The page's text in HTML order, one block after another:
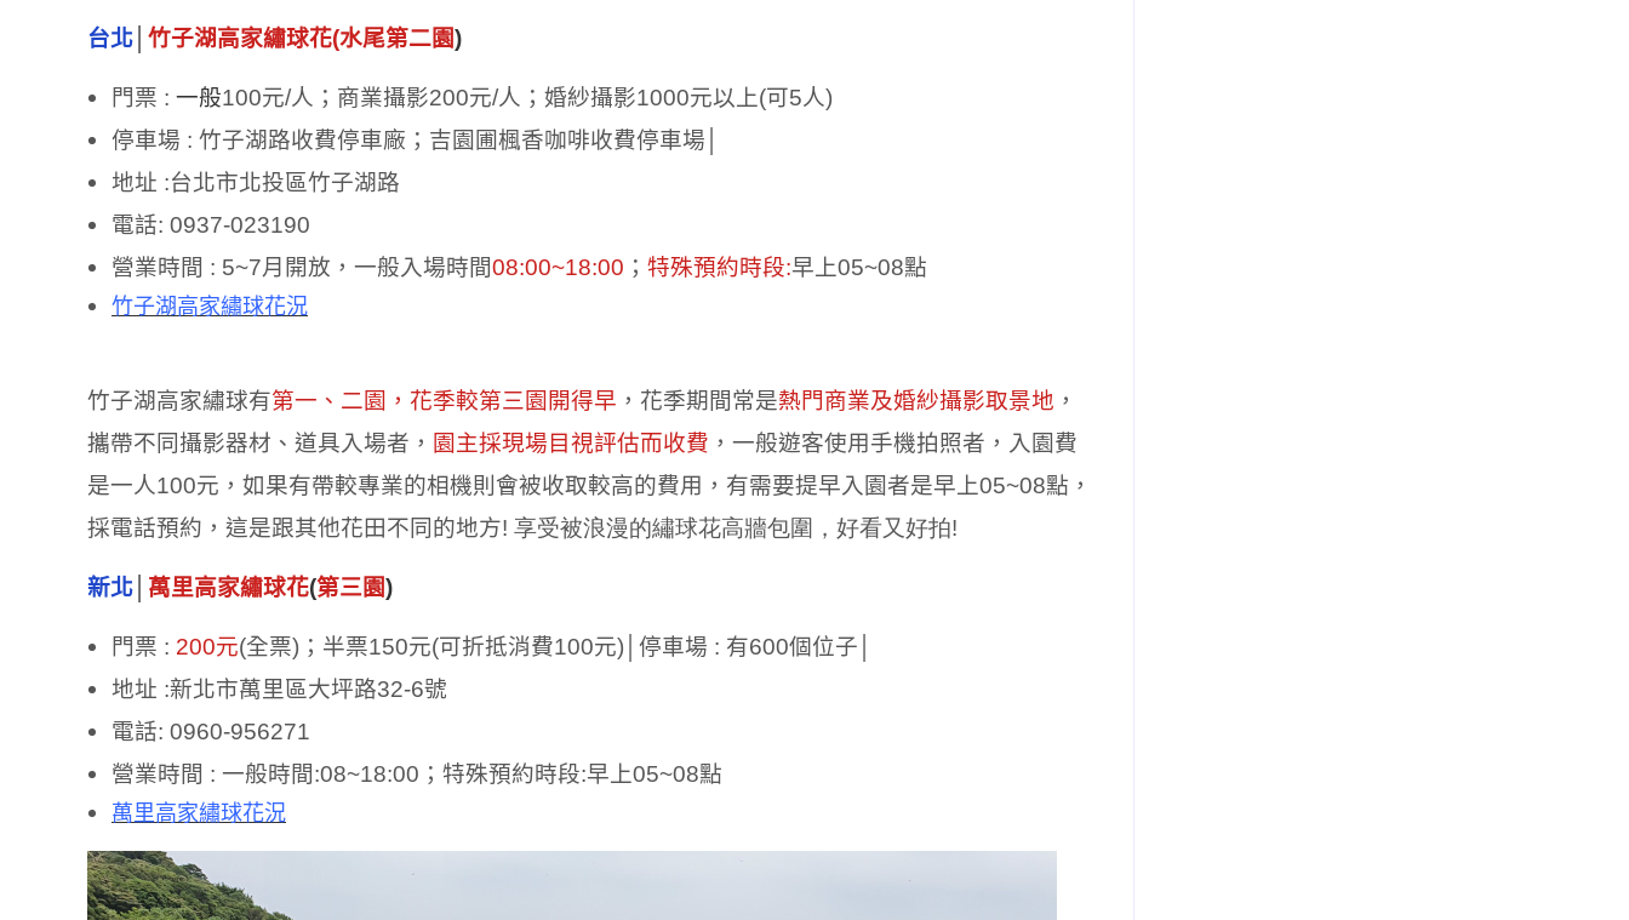
台北 竹子湖高家繡球花(水尾第二園)
門票 : 一般100元/人；商業攝影200元/人；婚紗攝影1000元以上(可5人)
停車場 : 竹子湖路收費停車廠；吉園圃楓香咖啡收費停車場│
地址 :台北市北投區竹子湖路
電話: 0937-023190
營業時間 : 5~7月開放，一般入場時間08:00~18:00 ； 特殊預約時段:早上05~08點
竹子湖高家繡球花況
竹子湖高家繡球有第一 、二園，花季較第三園開得早 ，花季期間常是熱門商業及婚紗攝影取景地 ，
攜帶不同攝影器材、道具入場者， 園主採現場目視評估而收費 ，一般遊客使用手機拍照者，入園費
是一人100元，如果有帶較專業的相機則會被收取較高的費用，有需要提早入園者是早上05~08點，
採電話預約，這是跟其他花田不同的地方! 享受被浪漫的繡球花高牆包圍，好看又好拍!
新北 萬里高家繡球花(第三園)
門票 : 200元(全票) ；半票150元(可折抵消費100元) 停車場 : 有600個位子│
地址 :新北市萬里區大坪路32-6號
電話: 0960-956271
營業時間 : 一般時間:08~18:00 ；特殊預約時段:早上05~08點
萬里高家繡球花況